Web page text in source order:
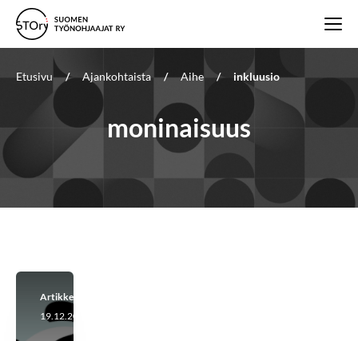
Etusivu / Ajankohtaista / Aihe / inkluusio
moninaisuus
Artikkeli
19.12.2025